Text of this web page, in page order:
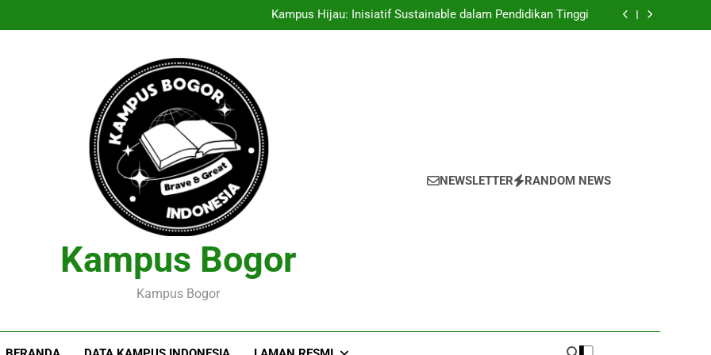
Universitas
Kampus Hijau: Inisiatif Sustainable dalam Pendidikan Tinggi
Menciptakan Dasar Data Mahasiswa yang untuk Kemajuan Akademik
Entrepreneurship Pelajar: Menyulap Gagasan Sebagai Inovasi Signifikan di
Menciptakan Dasar Data Mahasiswa yang untuk Kemajuan Akademik
Pelaksanaan Agroekoteknologi untuk Melestarikan Tumbuhan serta Hewan
Kampus Bogor
Kampus Bogor
NEWSLETTER RANDOM NEWS